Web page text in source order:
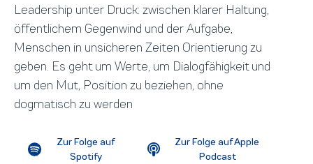
Leadership unter Druck: zwischen klarer Haltung,
öffentlichem Gegenwind und der Aufgabe,
Menschen in unsicheren Zeiten Orientierung zu
geben. Es geht um Werte, um Dialogfähigkeit und
um den Mut, Position zu beziehen, ohne
dogmatisch zu werden
Zur Folge auf
Spotify
Zur Folge auf Apple
Podcast